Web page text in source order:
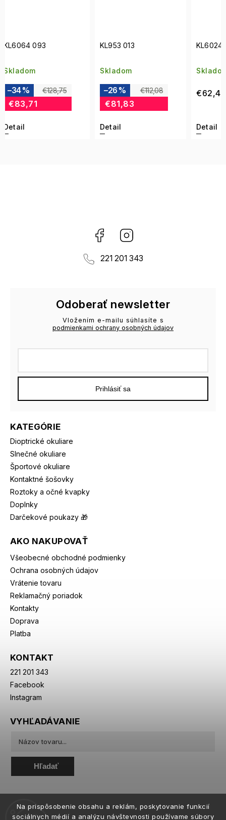
Na prispôsobenie obsahu a reklám, poskytovanie funkcií
sociálnych médií a analýzu návštevnosti používame súbory
KL953 013
Skladom
€112,08
–26 %
€81,83
Detail
KL6024 422
Skladom
€62,46
Detail
–30
Facebook
221 201 343
KATEGÓRIE
Dioptrické okuliare
Slnečné okuliare
Športové okuliare
Kontaktné šošovky
Roztoky a očné kvapky
Doplnky
Darčekové poukazy 🎁
AKO NAKUPOVAŤ
Všeobecné obchodné podmienky
Ochrana osobných údajov
Vrátenie tovaru
Reklamačný poriadok
Kontakty
Doprava
Platba
KONTAKT
221 201 343
Facebook
Instagram
Odoberať newsletter
Vložením e-mailu súhlasíte s
podmienkami ochrany osobných údajov
Prihlásiť sa
VYHĽADÁVANIE
Hľadať